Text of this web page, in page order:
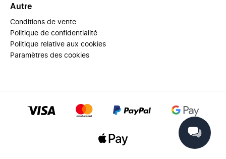
Autre
Conditions de vente
Politique de confidentialité
Politique relative aux cookies
Paramètres des cookies